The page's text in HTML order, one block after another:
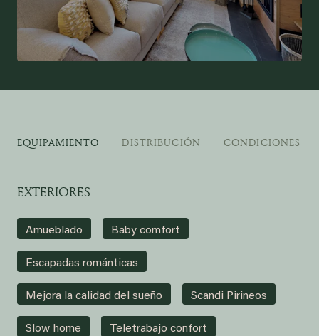
EQUIPAMIENTO DISTRIBUCIÓN CONDICIONES DE
EXTERIORES
Amueblado Baby comfort
Escapadas románticas
Mejora la calidad del sueño Scandi Pirineos
Slow home Teletrabajo confort